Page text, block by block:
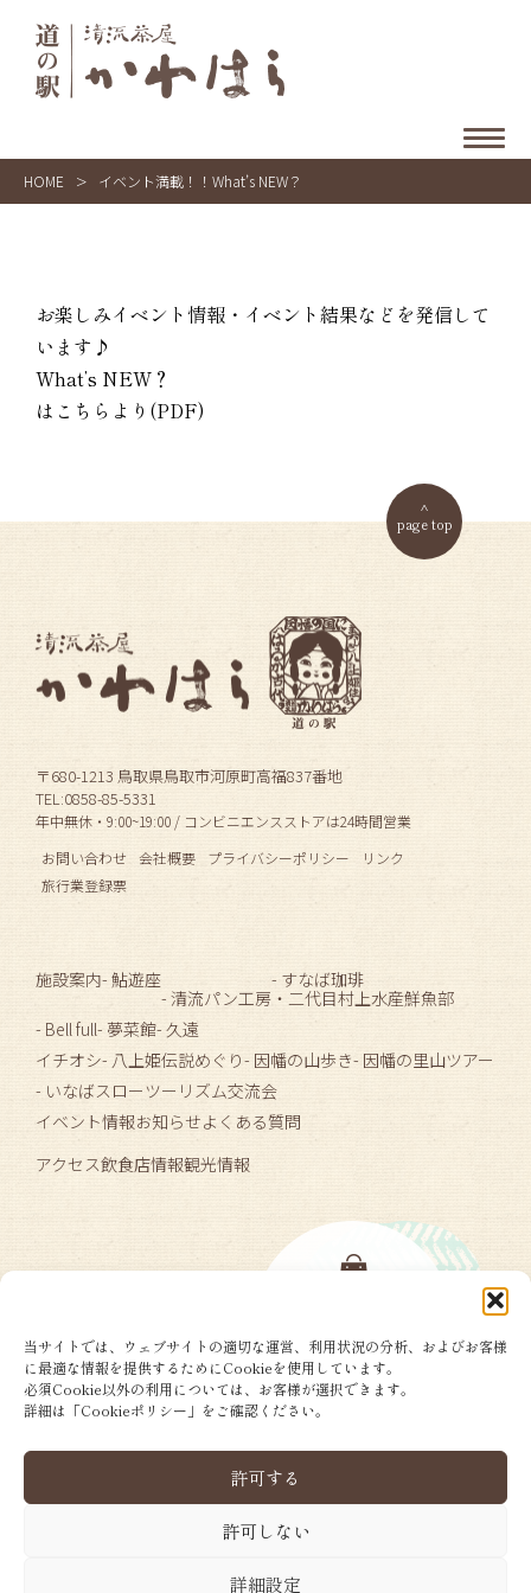
当サイトでは、ウェブサイトの適切な運営、利用状況の分析、およびお客様
に最適な情報を提供するためにCookieを使用しています。
必須Cookie以外の利用については、お客様が選択できます。
詳細は「Cookieポリシー」をご確認ください。
許可する
許可しない
詳細設定
HOME > イベント満載！！What’s NEW？
お楽しみイベント情報・イベント結果などを発信して
います♪
What’s NEW？
はこちらより(PDF)
page top
〒680-1213 鳥取県鳥取市河原町高福837番地
TEL:0858-85-5331
年中無休・9:00~19:00 / コンビニエンスストアは24時間営業
お問い合わせ
会社概要 プライバシーポリシー
リンク
旅行業登録票
施設案内- 鮎遊座
- 清流パン工房
- すなば珈琲
・二代目村上水産鮮魚部
- Bell full- 夢菜館- 久遠
イチオシ- 八上姫伝説めぐり- 因幡の山歩き- 因幡の里山ツアー
- いなばスローツーリズム交流会
イベント情報お知らせよくある質問
アクセス飲食店情報観光情報